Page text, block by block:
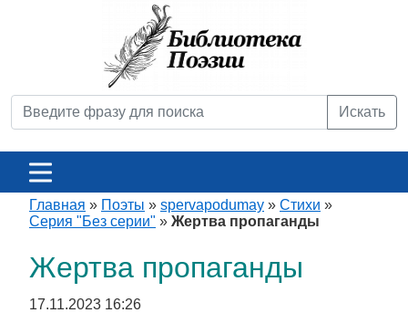
Искать
Главная » Поэты » spervapodumay » Стихи »
Серия "Без серии" » Жертва пропаганды
Жертва пропаганды
17.11.2023 16:26